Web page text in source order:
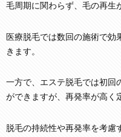
毛周期に関わらず、毛の再生
医療脱毛では数回の施術で効
きます。
一方で、エステ脱毛では初回
ができますが、再発率が高く
脱毛の持続性や再発率を考慮